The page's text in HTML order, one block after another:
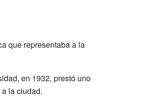
que representaba a la
en 1932, prestó uno
la ciudad.